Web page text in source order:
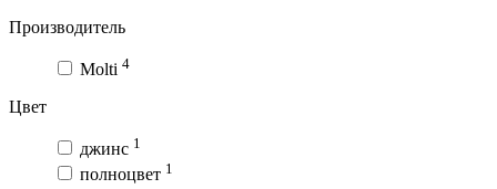
Производитель
Molti 4
Цвет
джинс 1
полноцвет 1